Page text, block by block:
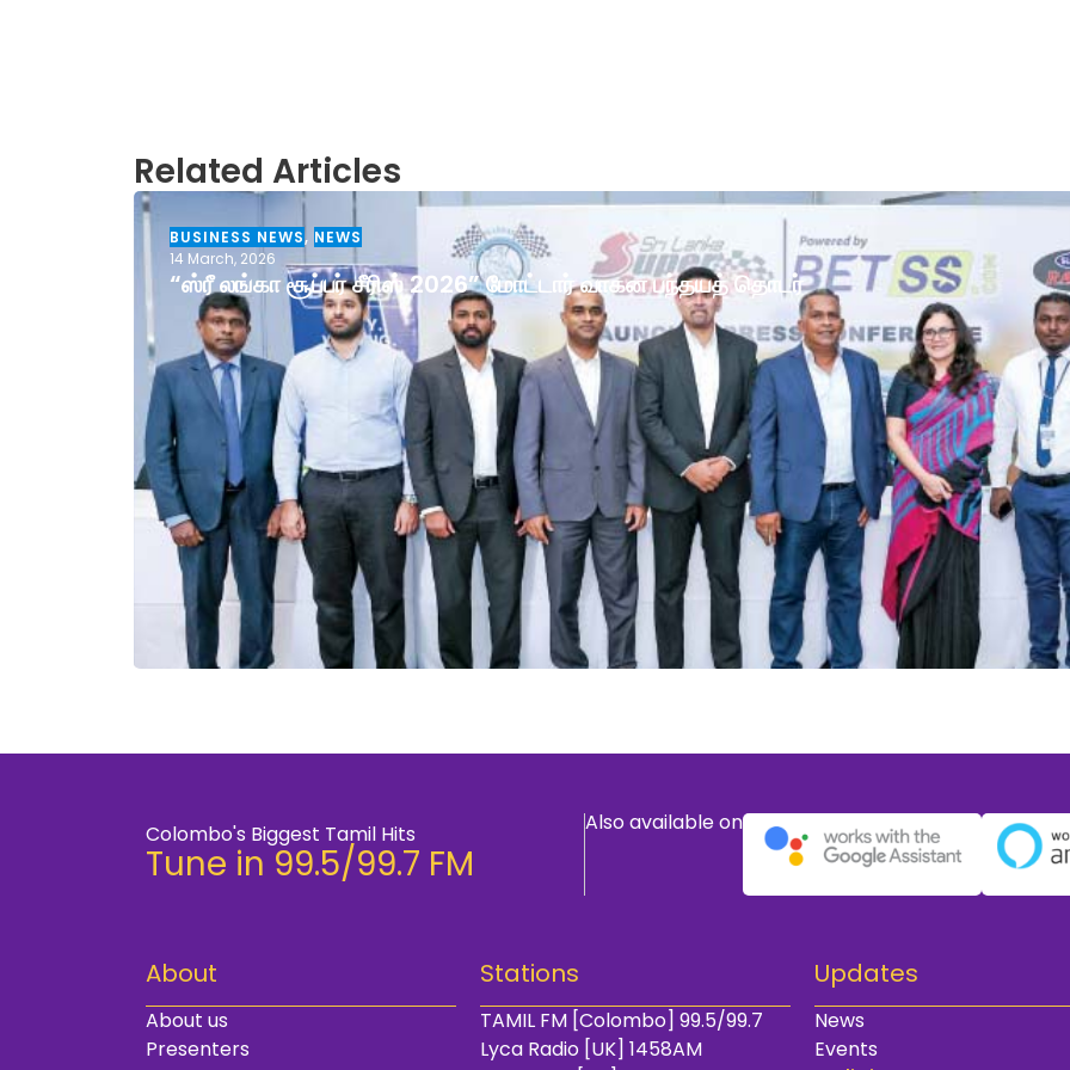
Related Articles
BUSINESS NEWS, NEWS
14 March, 2026
“ஸ்ரீ லங்கா சூப்பர் சீரிஸ் 2026” மோட்டார் வாகன பந்தயத் தொடர்
Colombo's Biggest Tamil Hits
Tune in 99.5/99.7 FM
Also available on
About
About us
Presenters
Stations
TAMIL FM [Colombo] 99.5/99.7
Lyca Radio [UK] 1458AM
Updates
News
Events